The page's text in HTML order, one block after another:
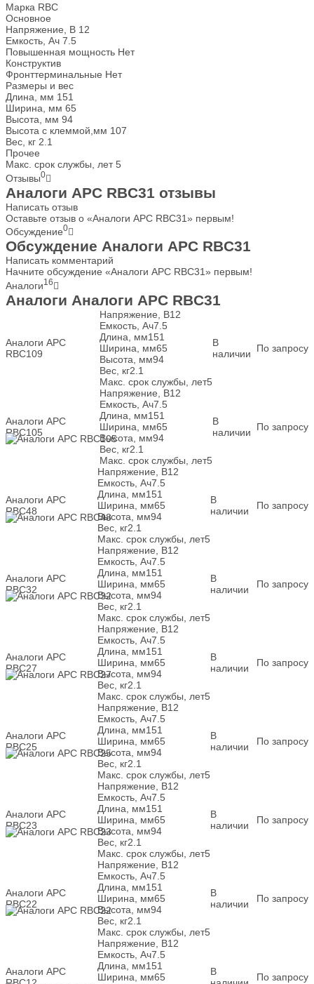
Марка RBC
Основное
Напряжение, В 12
Емкость, Ач 7.5
Повышенная мощность Нет
Конструктив
Фронттерминальные Нет
Размеры и вес
Длина, мм 151
Ширина, мм 65
Высота, мм 94
Высота с клеммой,мм 107
Вес, кг 2.1
Прочее
Макс. срок службы, лет 5
Отзывы0
Аналоги APC RBC31 отзывы
Написать отзыв
Оставьте отзыв о «Аналоги APC RBC31» первым!
Обсуждение0
Обсуждение Аналоги APC RBC31
Написать комментарий
Начните обсуждение «Аналоги APC RBC31» первым!
Аналоги16
Аналоги Аналоги APC RBC31
Аналоги APC
RBC109
Напряжение, В12
Емкость, Ач7.5
Длина, мм151
Ширина, мм65
Высота, мм94
Вес, кг2.1
Макс. срок службы, лет5
В
наличии
По запросу
Аналоги APC
RBC105
Напряжение, В12
Емкость, Ач7.5
Длина, мм151
Ширина, мм65
Высота, мм94
Вес, кг2.1
Макс. срок службы, лет5
В
наличии
По запросу
Аналоги APC
RBC48
Напряжение, В12
Емкость, Ач7.5
Длина, мм151
Ширина, мм65
Высота, мм94
Вес, кг2.1
Макс. срок службы, лет5
В
наличии
По запросу
Аналоги APC
RBC32
Напряжение, В12
Емкость, Ач7.5
Длина, мм151
Ширина, мм65
Высота, мм94
Вес, кг2.1
Макс. срок службы, лет5
В
наличии
По запросу
Аналоги APC
RBC27
Напряжение, В12
Емкость, Ач7.5
Длина, мм151
Ширина, мм65
Высота, мм94
Вес, кг2.1
Макс. срок службы, лет5
В
наличии
По запросу
Аналоги APC
RBC25
Напряжение, В12
Емкость, Ач7.5
Длина, мм151
Ширина, мм65
Высота, мм94
Вес, кг2.1
Макс. срок службы, лет5
В
наличии
По запросу
Аналоги APC
RBC23
Напряжение, В12
Емкость, Ач7.5
Длина, мм151
Ширина, мм65
Высота, мм94
Вес, кг2.1
Макс. срок службы, лет5
В
наличии
По запросу
Аналоги APC
RBC22
Напряжение, В12
Емкость, Ач7.5
Длина, мм151
Ширина, мм65
Высота, мм94
Вес, кг2.1
Макс. срок службы, лет5
В
наличии
По запросу
Аналоги APC
Напряжение, В12
Емкость, Ач7.5
Длина, мм151
Ширина, мм65
В
По запросу